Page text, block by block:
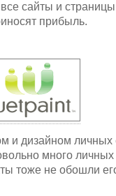
сайты и
прибыль.
и дизайном личных
много личных
тоже не обошли